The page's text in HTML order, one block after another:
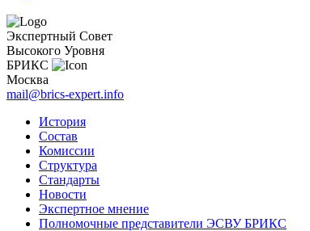
Экспертный Совет
Высокого Уровня
БРИКС
Москва
mail@brics-expert.info
История
Состав
Комиссии
Структура
Стандарты
Новости
Экспертное мнение
Полномочные представители ЭСВУ БРИКС